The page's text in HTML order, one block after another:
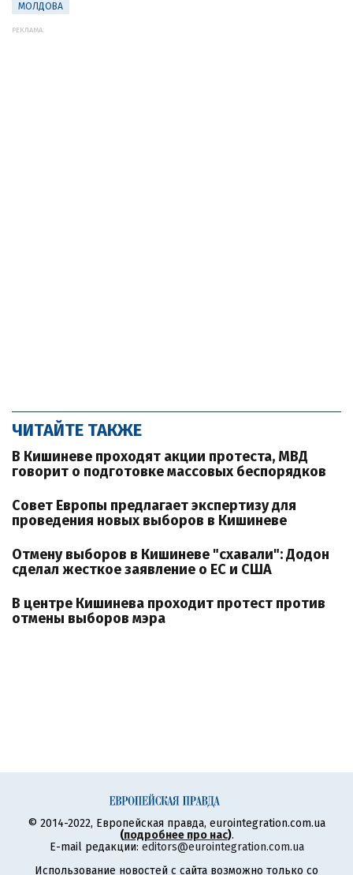
МОЛДОВА
РЕКЛАМА:
ЧИТАЙТЕ ТАКЖЕ
В Кишиневе проходят акции протеста, МВД
говорит о подготовке массовых беспорядков
Совет Европы предлагает экспертизу для
проведения новых выборов в Кишиневе
Отмену выборов в Кишиневе "схавали": Додон
сделал жесткое заявление о ЕС и США
В центре Кишинева проходит протест против
отмены выборов мэра
© 2014-2022, Европейская правда, eurointegration.com.ua
(подробнее про нас).
E-mail редакции: editors@eurointegration.com.ua
Использование новостей с сайта возможно только со